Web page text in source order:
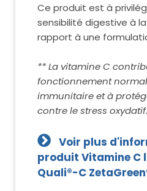
Ce produit est à
sensibilité digestive à
rapport à une
** La vitamine C
fonctionnement
immunitaire et à
contre le stress oxydatif.
Voir plus
produit Vitamine C
Quali®-C